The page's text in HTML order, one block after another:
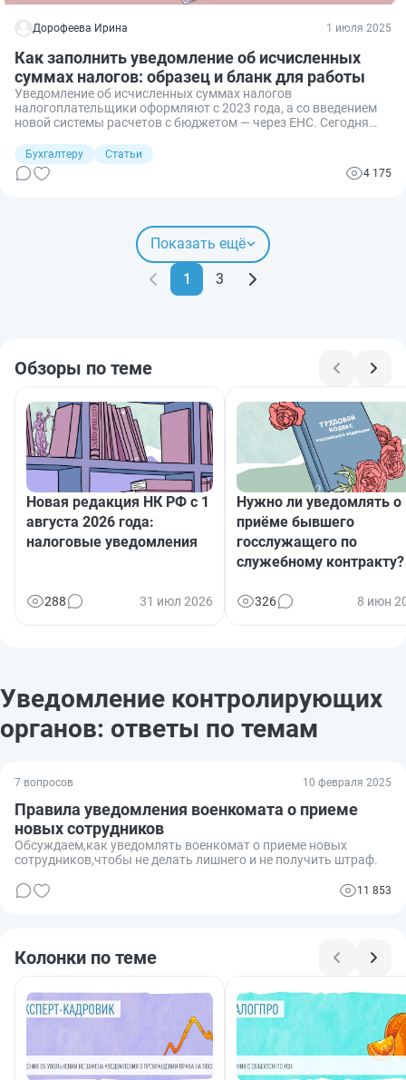
Дорофеева Ирина 1 июля 2025
Как заполнить уведомление об исчисленных
суммах налогов: образец и бланк для работы
Уведомление об исчисленных суммах налогов
налогоплательщики оформляют с 2023 года, а со введением
новой системы расчетов с бюджетом — через ЕНС. Сегодня
приведу примеры заполнения.
Бухгалтеру
Статьи
4 175
Показать ещё
1 3
Обзоры по теме
Новая редакция НК РФ с 1
августа 2026 года:
налоговые уведомления
288 31 июл 2026
Нужно ли уведомлять о
приёме бывшего
госслужащего по
служебному контракту?
326 8 июн
Уведомление контролирующих
органов: ответы по темам
7 вопросов 10 февраля 2025
Правила уведомления военкомата о приеме
новых сотрудников
Обсуждаем,как уведомлять военкомат о приеме новых
сотрудников,чтобы не делать лишнего и не получить штраф.
11 853
Колонки по теме